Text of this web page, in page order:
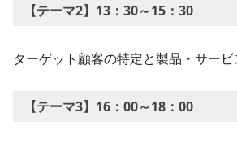
【テーマ2】13：30～15：30
ターゲット顧客の特定と製品・サー
【テーマ3】16：00～18：00